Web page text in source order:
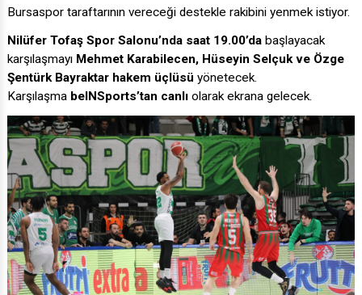
Bursaspor taraftarının vereceği destekle rakibini yenmek istiyor.
Nilüfer Tofaş Spor Salonu’nda saat 19.00’da başlayacak
karşılaşmayı Mehmet Karabilecen, Hüseyin Selçuk ve Özge
Şentürk Bayraktar hakem üçlüsü yönetecek.
Karşılaşma beINSports’tan canlı olarak ekrana gelecek.